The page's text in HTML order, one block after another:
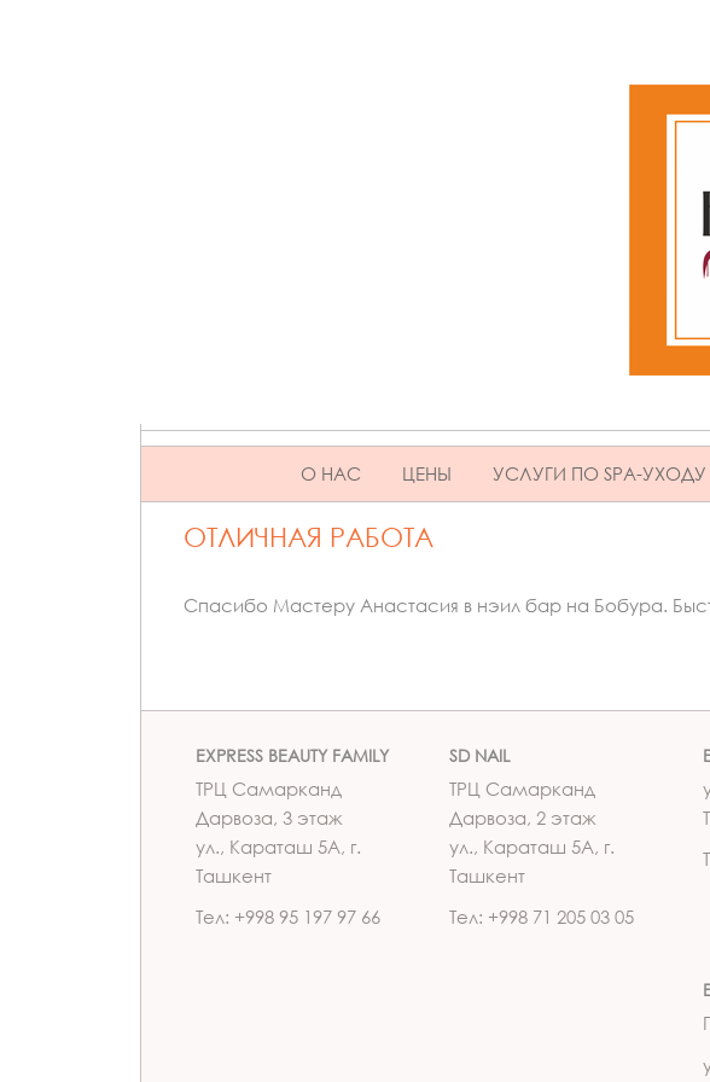
SKIP TO CONTENT
О НАС ЦЕНЫ УСЛУГИ ПО SPA-УХОДУ
ОТЛИЧНАЯ РАБОТА
Спасибо Мастеру Анастасия в нэил бар на Бобура.
EXPRESS BEAUTY FAMILY
ТРЦ Самарканд
Дарвоза, 3 этаж
ул., Караташ 5А, г.
Ташкент
Тел: +998 95 197 97 66
SD NAIL
ТРЦ Самарканд
Дарвоза, 2 этаж
ул., Караташ 5А, г.
Ташкент
Тел: +998 71 205 03 05